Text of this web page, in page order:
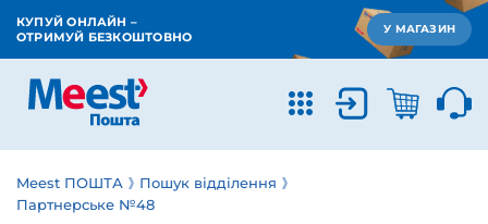
КУПУЙ ОНЛАЙН –
ОТРИМУЙ БЕЗКОШТОВНО
У МАГАЗИН
Meest ПОШТА
Пошук відділення
Партнерське №48